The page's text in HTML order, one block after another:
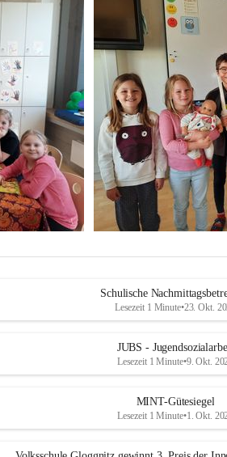
Schulische
Lesezeit 1 Minute•23. Okt.
JUBS -
Lesezeit 1 Minute•9. Okt.
MINT-Gütesiegel
Lesezeit 1 Minute•1. Okt.